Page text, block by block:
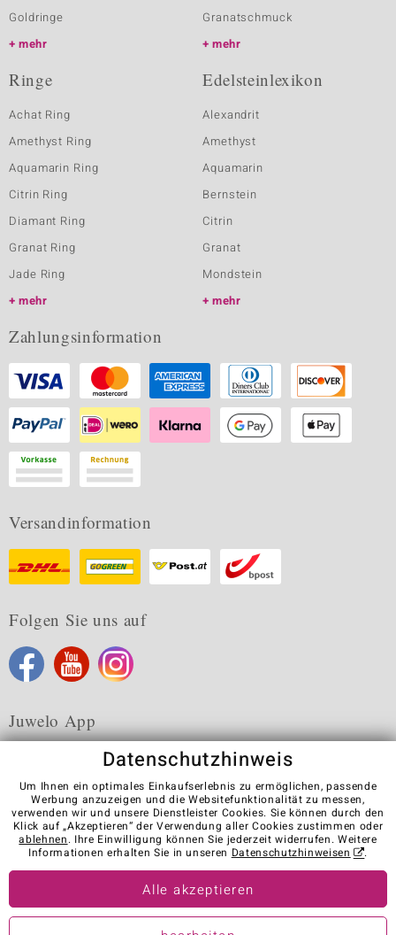
Goldringe
mehr
Granatschmuck
mehr
Ringe
Achat Ring
Amethyst Ring
Aquamarin Ring
Citrin Ring
Diamant Ring
Granat Ring
Jade Ring
mehr
Edelsteinlexikon
Alexandrit
Amethyst
Aquamarin
Bernstein
Citrin
Granat
Mondstein
mehr
Zahlungsinformation
Versandinformation
Folgen Sie uns auf
Juwelo App
Karriere AGB Datenschutz Cookies
Impressum
Kontakt
Vertrag widerrufen
Visit our stores in other countries:
© Juwelo Deutschland GmbH (ein Tochterunternehmen der elumeo
Datenschutzhinweis
Um Ihnen ein optimales Einkaufserlebnis zu ermöglichen, passende
Werbung anzuzeigen und die Websitefunktionalität zu messen,
verwenden wir und unsere Dienstleister Cookies. Sie können durch den
Klick auf „Akzeptieren“ der Verwendung aller Cookies zustimmen oder
ablehnen. Ihre Einwilligung können Sie jederzeit widerrufen. Weitere
Informationen erhalten Sie in unseren Datenschutzhinweisen .
Alle akzeptieren